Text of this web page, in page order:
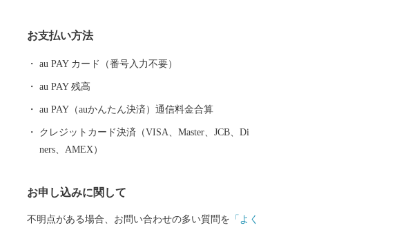
きます。
お支払い方法
au PAY カード（番号入力不要）
au PAY 残高
au PAY（auかんたん決済）通信料金合算
クレジットカード決済（VISA、Master、JCB、Di
ners、AMEX）
お申し込みに関して
不明点がある場合、お問い合わせの多い質問を 「よく